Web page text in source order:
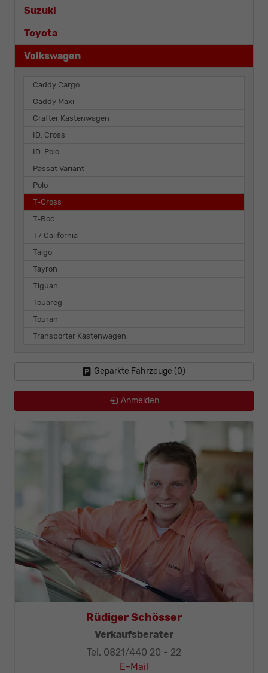
Suzuki
Toyota
Volkswagen
Caddy Cargo
Caddy Maxi
Crafter Kastenwagen
ID. Cross
ID. Polo
Passat Variant
Polo
T-Cross
T-Roc
T7 California
Taigo
Tayron
Tiguan
Touareg
Touran
Transporter Kastenwagen
Geparkte Fahrzeuge (0)
Anmelden
Rüdiger Schösser
Verkaufsberater
Tel. 0821/440 20 - 22
E-Mail